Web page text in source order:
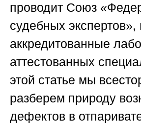
проводит Союз
судебных экспертов»,
аккредитованные
аттестованных
этой статье мы
разберем природу
дефектов в